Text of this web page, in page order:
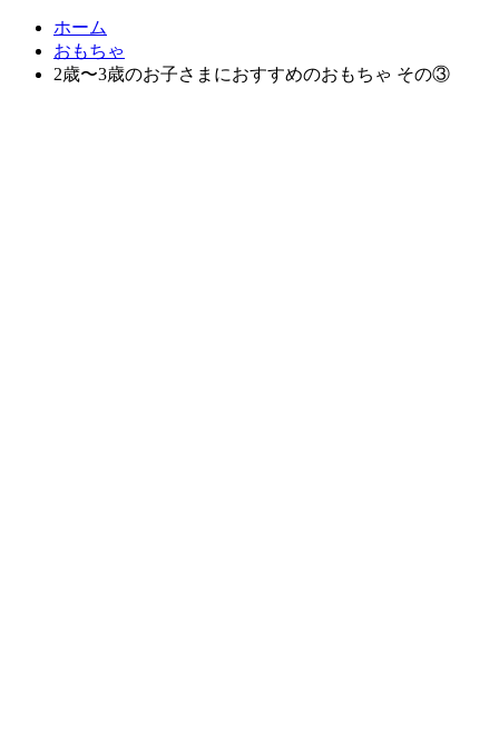
ホーム
おもちゃ
2歳〜3歳のお子さまにおすすめのおもちゃ その③